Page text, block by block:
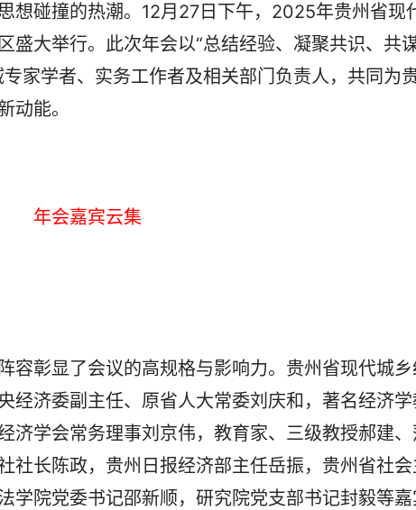
碰撞的热潮。12月27日下午，2025年贵州省现
盛大举行。此次年会以“总结经验、凝聚共识、共
家学者、实务工作者及相关部门负责人，共同为
动能。
年会嘉宾云集
彰显了会议的高规格与影响力。贵州省现代城乡
经济委副主任、原省人大常委刘庆和，著名经济
济学会常务理事刘京伟，教育家、三级教授郝建、
社长陈政，贵州日报经济部主任岳振，贵州省社会
学院党委书记邵新顺，研究院党支部书记封毅等嘉